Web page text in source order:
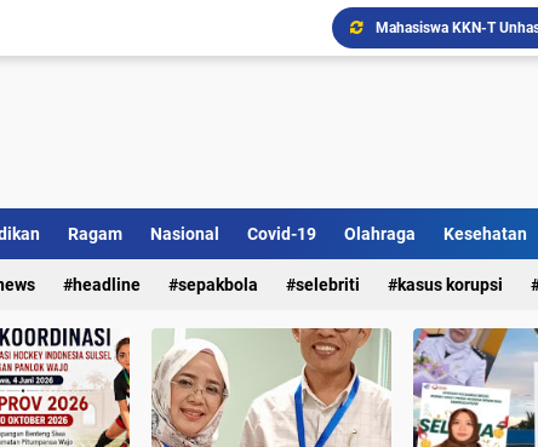
Ragam Nasional Covid-19 Olahraga Kesehatan
headline sepakbola selebriti kasus korupsi